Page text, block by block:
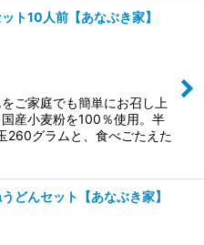
ト10人前【あなぶき家】
ご家庭でも簡単にお召し上
産小麦粉を100％使用。半
260グラムと、食べごたえた
どんセット【あなぶき家】